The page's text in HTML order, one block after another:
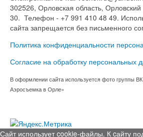
302526, Орловская область,
30. Телефон - +7 991 410 48 49.
сайта запрещается без письменного
Политика конфиденциальности
Согласие на обработку персональных
В оформлении сайта используется фото группы
Аэросъемка в Орле»
Сайт использует cookie-файлы. К cайту